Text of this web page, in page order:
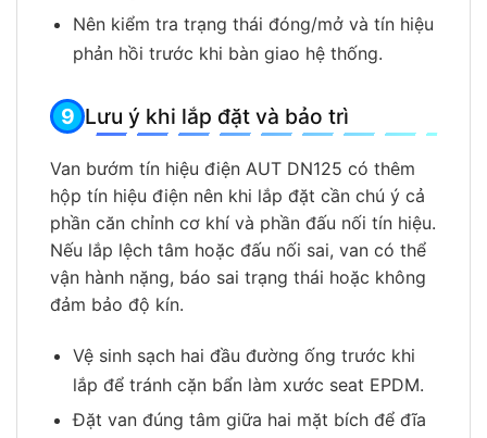
Nên kiểm tra trạng thái đóng/mở và tín hiệu
phản hồi trước khi bàn giao hệ thống.
Lưu ý khi lắp đặt và bảo trì
Van bướm tín hiệu điện AUT DN125 có thêm
hộp tín hiệu điện nên khi lắp đặt cần chú ý cả
phần căn chỉnh cơ khí và phần đấu nối tín hiệu.
Nếu lắp lệch tâm hoặc đấu nối sai, van có thể
vận hành nặng, báo sai trạng thái hoặc không
đảm bảo độ kín.
Vệ sinh sạch hai đầu đường ống trước khi
lắp để tránh cặn bẩn làm xước seat EPDM.
Đặt van đúng tâm giữa hai mặt bích để đĩa